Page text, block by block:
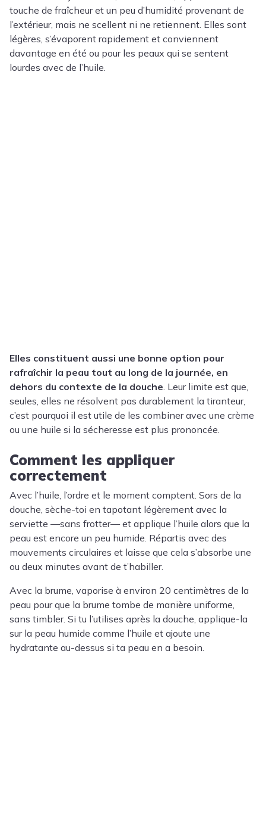
touche de fraîcheur et un peu d’humidité provenant de
l’extérieur, mais ne scellent ni ne retiennent. Elles sont
légères, s’évaporent rapidement et conviennent
davantage en été ou pour les peaux qui se sentent
lourdes avec de l’huile.
Elles constituent aussi une bonne option pour
rafraîchir la peau tout au long de la journée, en
dehors du contexte de la douche. Leur limite est que,
seules, elles ne résolvent pas durablement la tiranteur,
c’est pourquoi il est utile de les combiner avec une crème
ou une huile si la sécheresse est plus prononcée.
Comment les appliquer
correctement
Avec l’huile, l’ordre et le moment comptent. Sors de la
douche, sèche-toi en tapotant légèrement avec la
serviette —sans frotter— et applique l’huile alors que la
peau est encore un peu humide. Répartis avec des
mouvements circulaires et laisse que cela s’absorbe une
ou deux minutes avant de t’habiller.
Avec la brume, vaporise à environ 20 centimètres de la
peau pour que la brume tombe de manière uniforme,
sans timbler. Si tu l’utilises après la douche, applique-la
sur la peau humide comme l’huile et ajoute une
hydratante au-dessus si ta peau en a besoin.